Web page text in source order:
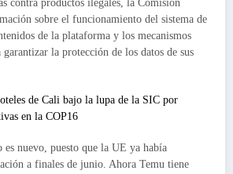
contra productos ilegales, la Comisión
sobre el funcionamiento del sistema de
de la plataforma y los mecanismos
la protección de los datos de sus
de Cali bajo la lupa de la SIC por
en la COP16
es nuevo, puesto que la UE ya había
a finales de junio. Ahora Temu tiene